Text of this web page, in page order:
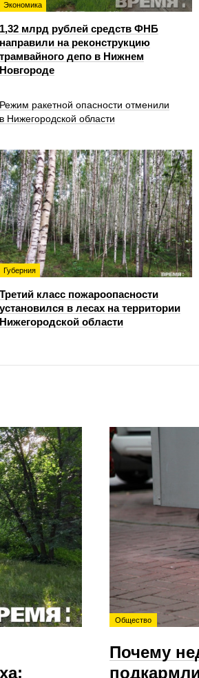
Экономика
1,32 млрд рублей средств ФНБ
направили на реконструкцию
трамвайного депо в Нижнем
Новгороде
Режим ракетной опасности отменили
в Нижегородской области
Губерния
Третий класс пожароопасности
установился в лесах на территории
Нижегородской области
Общество
Почему